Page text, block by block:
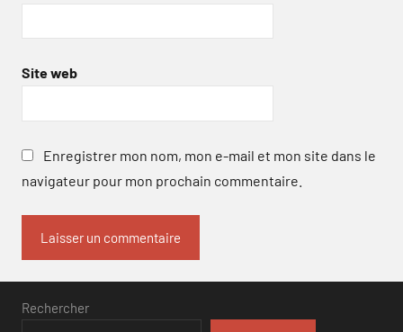
Site web
Enregistrer mon nom, mon e-mail et mon site dans le
navigateur pour mon prochain commentaire.
Rechercher